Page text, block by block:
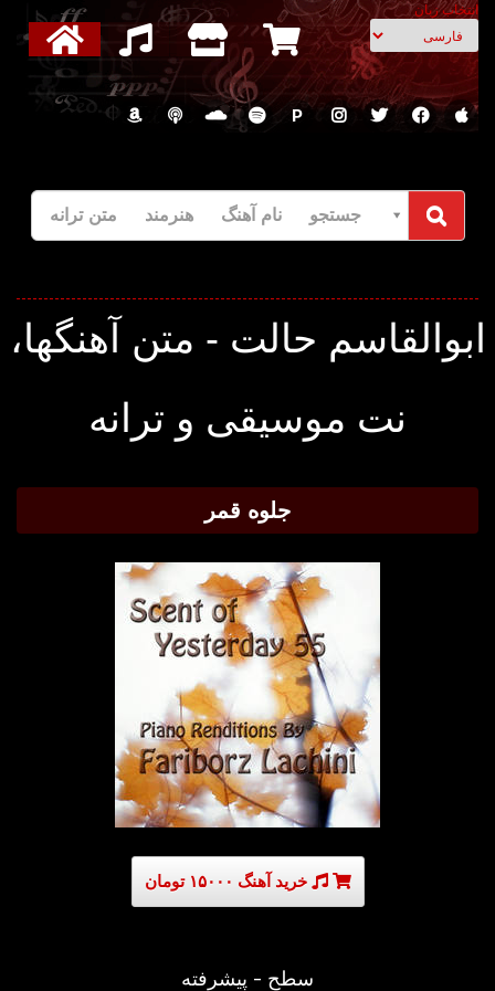
انتخاب زبان
P
جستجو نام آهنگ هنرمند متن ترانه
حالت - متن آهنگها،
نت موسیقی و ترانه
جلوه قمر
خرید آهنگ ۱۵۰۰۰ تومان
سطح - پیشرفته